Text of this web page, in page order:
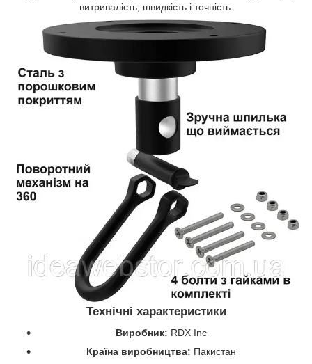
витривалість, швидкість і точність.
Технічні характеристики
Виробник: RDX Inc
Країна виробництва: Пакистан